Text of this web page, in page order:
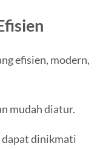
efisien, modern,
mudah diatur.
dapat dinikmati